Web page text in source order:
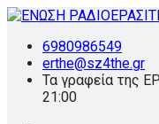
6980986549
erthe@sz4the.gr
Τα γραφεία της
21:00